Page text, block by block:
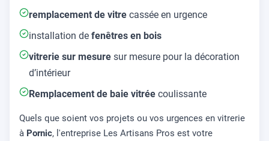
remplacement de vitre cassée en urgence
installation de fenêtres en bois
vitrerie sur mesure sur mesure pour la décoration
d’intérieur
Remplacement de baie vitrée coulissante
Quels que soient vos projets ou vos urgences en vitrerie
à Pornic, l'entreprise Les Artisans Pros est votre